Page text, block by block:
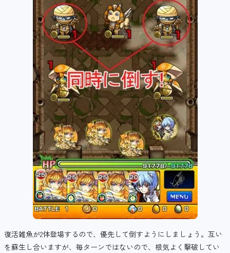
復活雑魚が2体登場するので、優先して倒すようにしましょう。互い
を蘇生し合いますが、毎ターンではないので、根気よく撃破してい